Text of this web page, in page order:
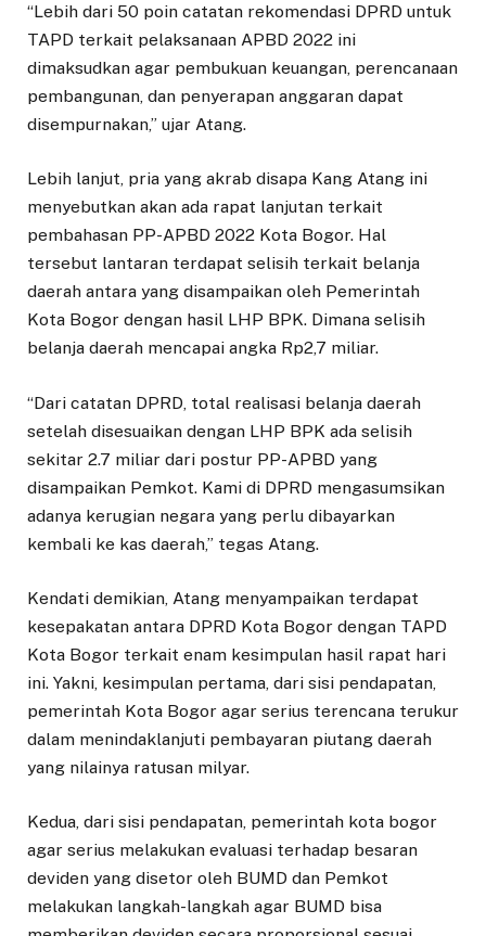
“Lebih dari 50 poin catatan rekomendasi DPRD untuk
TAPD terkait pelaksanaan APBD 2022 ini
dimaksudkan agar pembukuan keuangan, perencanaan
pembangunan, dan penyerapan anggaran dapat
disempurnakan,” ujar Atang.
Lebih lanjut, pria yang akrab disapa Kang Atang ini
menyebutkan akan ada rapat lanjutan terkait
pembahasan PP-APBD 2022 Kota Bogor. Hal
tersebut lantaran terdapat selisih terkait belanja
daerah antara yang disampaikan oleh Pemerintah
Kota Bogor dengan hasil LHP BPK. Dimana selisih
belanja daerah mencapai angka Rp2,7 miliar.
“Dari catatan DPRD, total realisasi belanja daerah
setelah disesuaikan dengan LHP BPK ada selisih
sekitar 2.7 miliar dari postur PP-APBD yang
disampaikan Pemkot. Kami di DPRD mengasumsikan
adanya kerugian negara yang perlu dibayarkan
kembali ke kas daerah,” tegas Atang.
Kendati demikian, Atang menyampaikan terdapat
kesepakatan antara DPRD Kota Bogor dengan TAPD
Kota Bogor terkait enam kesimpulan hasil rapat hari
ini. Yakni, kesimpulan pertama, dari sisi pendapatan,
pemerintah Kota Bogor agar serius terencana terukur
dalam menindaklanjuti pembayaran piutang daerah
yang nilainya ratusan milyar.
Kedua, dari sisi pendapatan, pemerintah kota bogor
agar serius melakukan evaluasi terhadap besaran
deviden yang disetor oleh BUMD dan Pemkot
melakukan langkah-langkah agar BUMD bisa